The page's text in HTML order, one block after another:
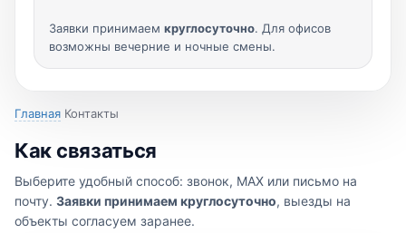
Заявки принимаем круглосуточно. Для офисов
возможны вечерние и ночные смены.
Главная Контакты
Как связаться
Выберите удобный способ: звонок, MAX или письмо на
почту. Заявки принимаем круглосуточно, выезды на
объекты согласуем заранее.